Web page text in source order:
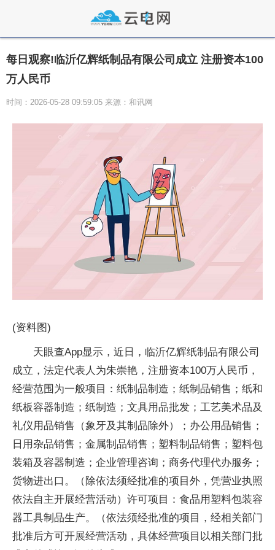
每日观察!临沂亿辉纸制品有限公司成立 注册资本100
万人民币
时间：2026-05-28 09:59:05 来源：和讯网
(资料图)
天眼查App显示，近日，临沂亿辉纸制品有限公司
成立，法定代表人为朱崇艳，注册资本100万人民币，
经营范围为一般项目：纸制品制造；纸制品销售；纸和
纸板容器制造；纸制造；文具用品批发；工艺美术品及
礼仪用品销售（象牙及其制品除外）；办公用品销售；
日用杂品销售；金属制品销售；塑料制品销售；塑料包
装箱及容器制造；企业管理咨询；商务代理代办服务；
货物进出口。（除依法须经批准的项目外，凭营业执照
依法自主开展经营活动）许可项目：食品用塑料包装容
器工具制品生产。（依法须经批准的项目，经相关部门
批准后方可开展经营活动，具体经营项目以相关部门批